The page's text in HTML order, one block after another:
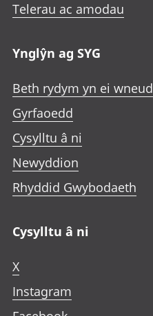
Telerau ac amodau
Ynglŷn ag SYG
Beth rydym yn ei wneud
Gyrfaoedd
Cysylltu â ni
Newyddion
Rhyddid Gwybodaeth
Cysylltu â ni
X
Instagram